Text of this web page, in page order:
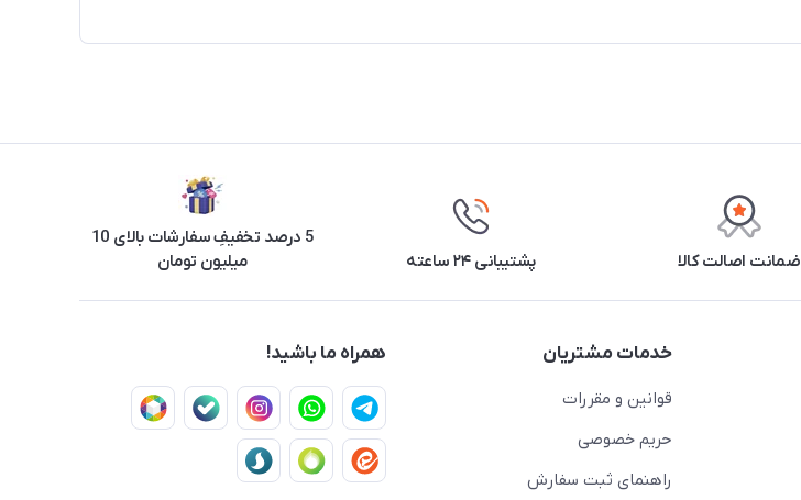
ضمانت اصالت کالا پشتیبانی ۲۴ ساعته
5 درصد تخفیفِ سفارشات بالای 10
میلیون تومان
خدمات مشتریان
قوانین و مقررات
حریم خصوصی
راهنمای ثبت سفارش
همراه ما باشید!